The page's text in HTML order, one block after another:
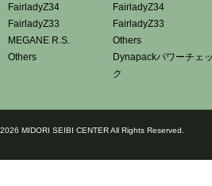
FairladyZ34
FairladyZ33
MEGANE R.S.
Others
FairladyZ34
FairladyZ33
Others
Dynapackパワーチェ
ク
MIDORI SEIBI CENTER All Rights Reserved.